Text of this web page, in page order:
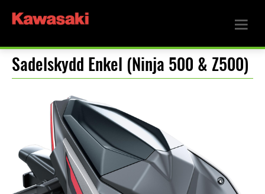
Sadelskydd Enkel (Ninja 500 & Z500)